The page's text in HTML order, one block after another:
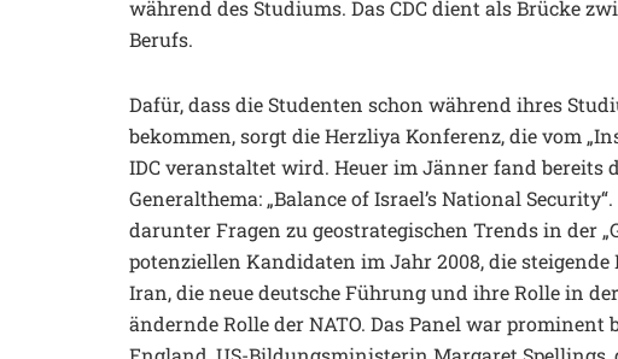
während des Studiums. Das CDC dient als Brücke
Berufs.
Dafür, dass die Studenten schon während ihres
bekommen, sorgt die Herzliya Konferenz, die vom
IDC veranstaltet wird. Heuer im Jänner fand bereits
Generalthema: „Balance of Israel’s National
darunter Fragen zu geostrategischen Trends in der
potenziellen Kandidaten im Jahr 2008, die
Iran, die neue deutsche Führung und ihre Rolle in
ändernde Rolle der NATO. Das Panel war